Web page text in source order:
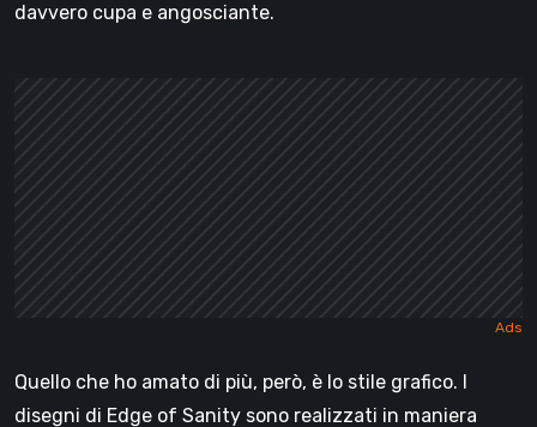
davvero cupa e angosciante.
Quello che ho amato di più, però, è lo stile grafico. I
disegni di Edge of Sanity sono realizzati in maniera